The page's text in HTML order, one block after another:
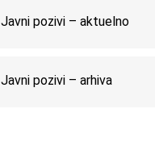
Javni pozivi – aktuelno
Javni pozivi – arhiva